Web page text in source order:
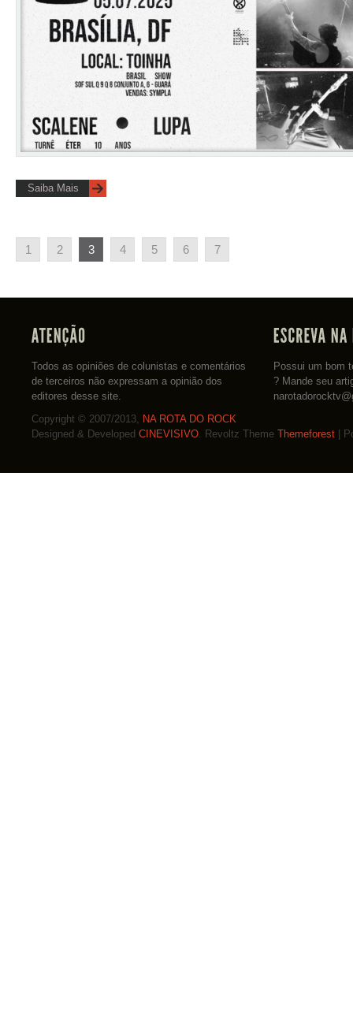
Saiba Mais
1 2 3 4 5 6 7
Todos as opiniões de colunistas e comentários
de terceiros não expressam a opinião dos
editores desse site.
Possui um bom
? Mande seu
Copyright © 2007/2013, NA ROTA DO ROCK
Designed & Developed CINEVISIVO. Revoltz Theme Themeforest |